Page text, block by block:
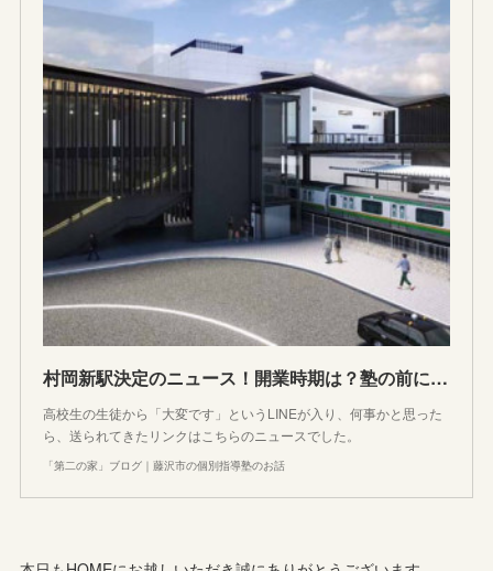
村岡新駅決定のニュース！開業時期は？塾の前に駅ができるのはいつのお話？
高校生の生徒から「大変です」というLINEが入り、何事かと思った
ら、送られてきたリンクはこちらのニュースでした。
「第二の家」ブログ｜藤沢市の個別指導塾のお話